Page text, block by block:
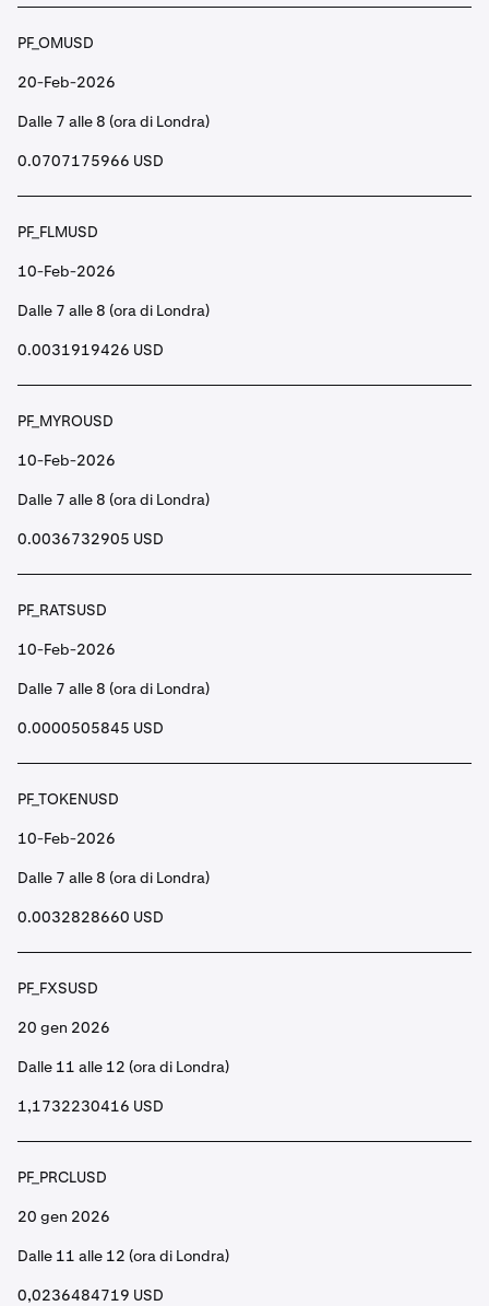
PF_OMUSD
20-Feb-2026
Dalle 7 alle 8 (ora di Londra)
0.0707175966 USD
PF_FLMUSD
10-Feb-2026
Dalle 7 alle 8 (ora di Londra)
0.0031919426 USD
PF_MYROUSD
10-Feb-2026
Dalle 7 alle 8 (ora di Londra)
0.0036732905 USD
PF_RATSUSD
10-Feb-2026
Dalle 7 alle 8 (ora di Londra)
0.0000505845 USD
PF_TOKENUSD
10-Feb-2026
Dalle 7 alle 8 (ora di Londra)
0.0032828660 USD
PF_FXSUSD
20 gen 2026
Dalle 11 alle 12 (ora di Londra)
1,1732230416 USD
PF_PRCLUSD
20 gen 2026
Dalle 11 alle 12 (ora di Londra)
0,0236484719 USD